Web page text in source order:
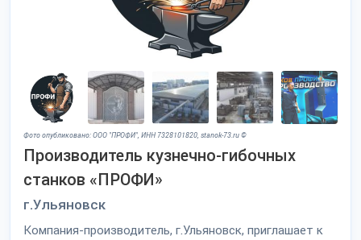
Фото опубликовано: ООО "ПРОФИ", ИНН 7328101820, stanok-73.ru ©
Производитель кузнечно-гибочных
станков «ПРОФИ»
г.Ульяновск
Компания-производитель, г.Ульяновск, приглашает к